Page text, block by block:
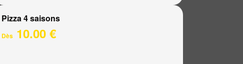
Pizza 4 saisons
Dès 10.00 €